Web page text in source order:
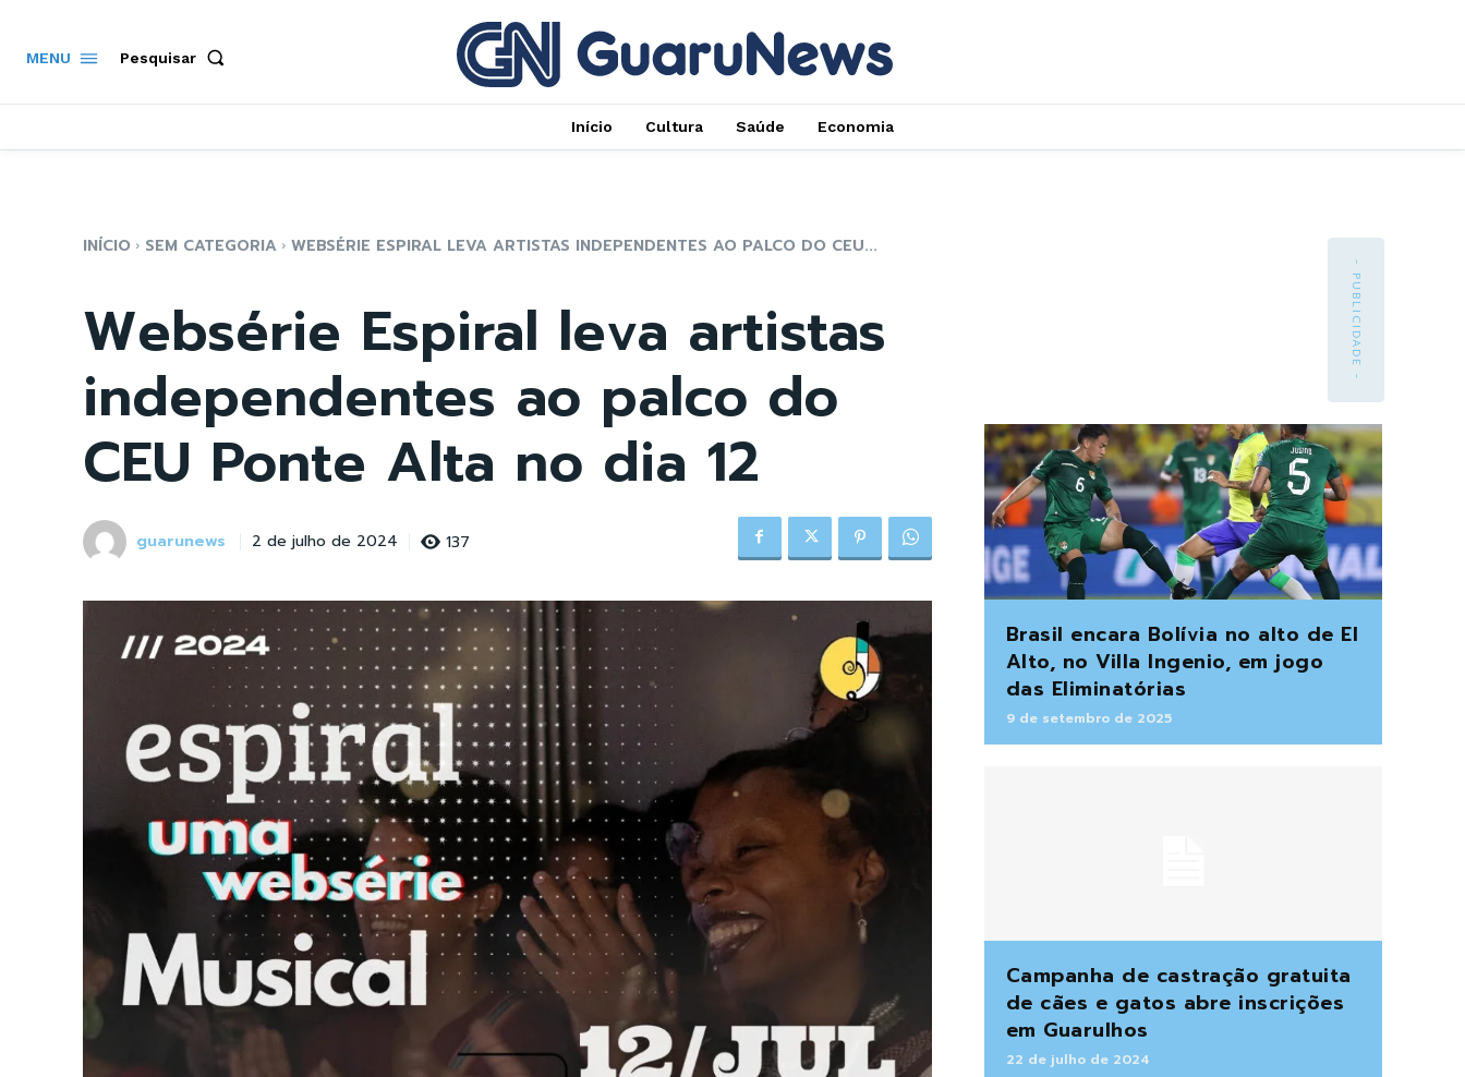
MENU Pesquisar
Início Cultura Saúde Economia
INÍCIO SEM CATEGORIA WEBSÉRIE ESPIRAL LEVA ARTISTAS INDEPENDENTES AO PALCO DO CEU...
Websérie Espiral leva artistas
independentes ao palco do
CEU Ponte Alta no dia 12
guarunews 2 de julho de 2024 137
- PUBLICIDADE -
Brasil encara Bolívia no alto de El
Alto, no Villa Ingenio, em jogo
das Eliminatórias
9 de setembro de 2025
Campanha de castração gratuita
de cães e gatos abre inscrições
em Guarulhos
22 de julho de 2024